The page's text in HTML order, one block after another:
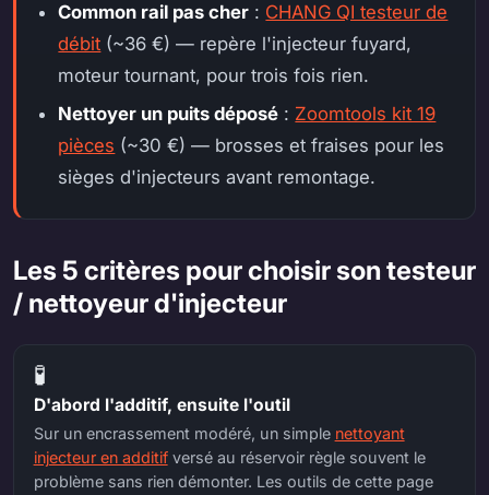
Common rail pas cher : CHANG QI testeur de
débit (~36 €) — repère l'injecteur fuyard,
moteur tournant, pour trois fois rien.
Nettoyer un puits déposé : Zoomtools kit 19
pièces (~30 €) — brosses et fraises pour les
sièges d'injecteurs avant remontage.
Les 5 critères pour choisir son testeur
/ nettoyeur d'injecteur
🧪
D'abord l'additif, ensuite l'outil
Sur un encrassement modéré, un simple nettoyant
injecteur en additifversé au réservoir règle souvent le
problème sans rien démonter. Les outils de cette page